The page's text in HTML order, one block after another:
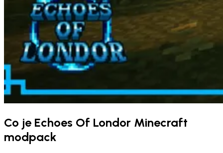
Co je Echoes Of Londor Minecraft
modpack